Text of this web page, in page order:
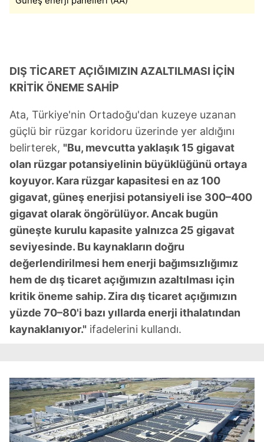
DIŞ TİCARET AÇIĞIMIZIN AZALTILMASI İÇİN
KRİTİK ÖNEME SAHİP
Ata, Türkiye'nin Ortadoğu'dan kuzeye uzanan
güçlü bir rüzgar koridoru üzerinde yer aldığını
belirterek, "Bu, mevcutta yaklaşık 15 gigavat
olan rüzgar potansiyelinin büyüklüğünü ortaya
koyuyor. Kara rüzgar kapasitesi en az 100
gigavat, güneş enerjisi potansiyeli ise 300–400
gigavat olarak öngörülüyor. Ancak bugün
güneşte kurulu kapasite yalnızca 25 gigavat
seviyesinde. Bu kaynakların doğru
değerlendirilmesi hem enerji bağımsızlığımız
hem de dış ticaret açığımızın azaltılması için
kritik öneme sahip. Zira dış ticaret açığımızın
yüzde 70–80'i bazı yıllarda enerji ithalatından
kaynaklanıyor." ifadelerini kullandı.